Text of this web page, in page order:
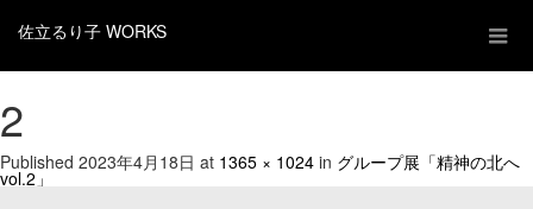
佐立るり子 WORKS
2
Published 2023年4月18日 at 1365 × 1024 in グループ展「精神の北へ
vol.2」